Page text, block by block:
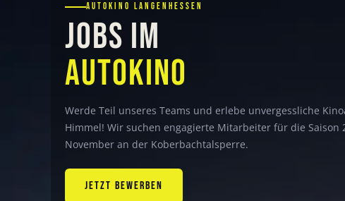
AUTOKINO LANGENHESSEN
JOBS IM
AUTOKINO
Werde Teil unseres Teams und erlebe unvergessliche
Himmel! Wir suchen engagierte Mitarbeiter für die Saison
November an der Koberbachtalsperre.
JETZT BEWERBEN